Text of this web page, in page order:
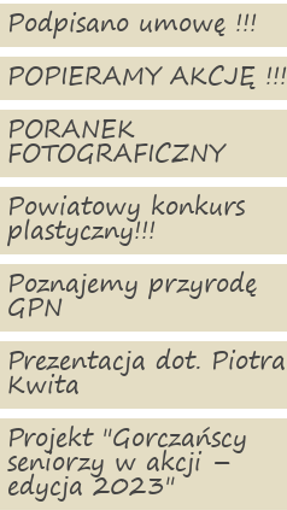
Podpisano umowę !!!
POPIERAMY AKCJĘ !!!
PORANEK
FOTOGRAFICZNY
Powiatowy konkurs
plastyczny!!!
Poznajemy przyrodę
GPN
Prezentacja dot. Piotra
Kwita
Projekt "Gorczańscy
seniorzy w akcji –
edycja 2023"